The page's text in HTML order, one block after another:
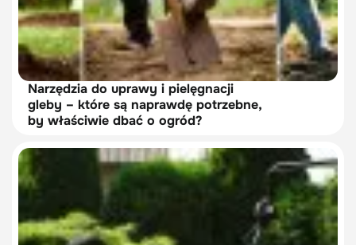
Narzędzia do uprawy i pielęgnacji
gleby – które są naprawdę potrzebne,
by właściwie dbać o ogród?